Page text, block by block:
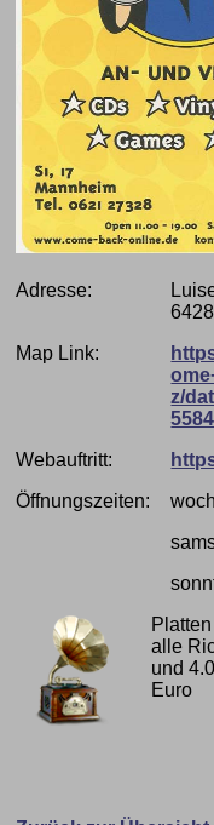
Adresse:
Map Link:
z/
Webauftritt:
Öffnungszeiten:
alle
und
Euro